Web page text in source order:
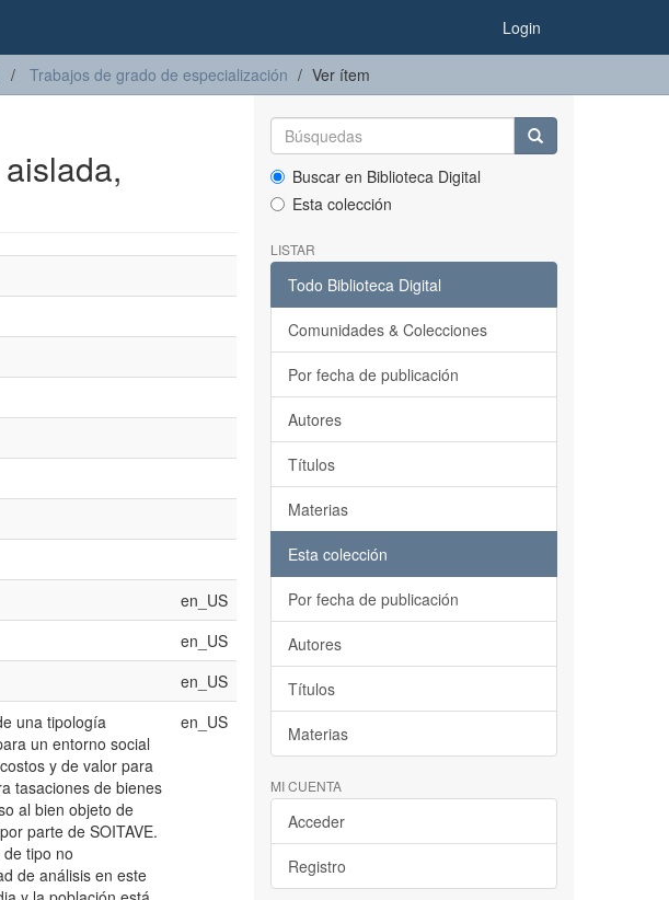
Login
Trabajos de grado de especialización Ver ítem
en_US
en_US
en_US
una tipología
un entorno social
y de valor para
tasaciones de bienes
al bien objeto de
parte de SOITAVE.
tipo no
de análisis en este
en_US
Buscar en Biblioteca Digital
Esta colección
LISTAR
Todo Biblioteca Digital
Comunidades & Colecciones
Por fecha de publicación
Autores
Títulos
Materias
Esta colección
Por fecha de publicación
Autores
Títulos
Materias
MI CUENTA
Acceder
Registro